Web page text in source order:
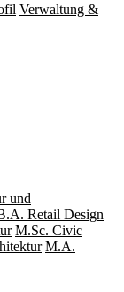
Verwaltung &
und
Retail Design
M.Sc. Civic
M.A.